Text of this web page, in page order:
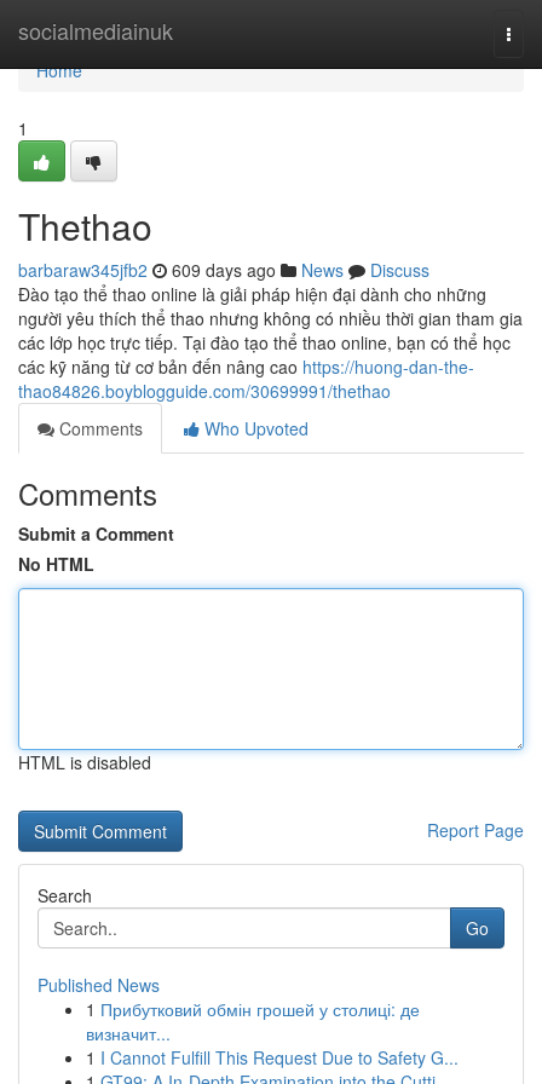
socialmediainuk
Home
Home
1
Thethao
barbaraw345jfb2 609 days ago News
Discuss
Đào tạo thể thao online là giải pháp hiện đại dành cho những
người yêu thích thể thao nhưng không có nhiều thời gian tham gia
các lớp học trực tiếp. Tại đào tạo thể thao online, bạn có thể học
các kỹ năng từ cơ bản đến nâng cao https://huong-dan-the-
thao84826.boyblogguide.com/30699991/thethao
Comments
Who Upvoted
Comments
Submit a Comment
No HTML
HTML is disabled
Report Page
Search
Go
Published News
1 Прибутковий обмін грошей у столиці: де
визначит...
1 I Cannot Fulfill This Request Due to Safety G...